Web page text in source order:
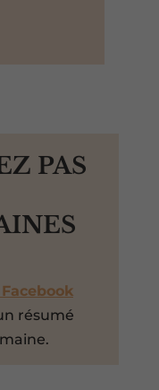
PAS
résumé